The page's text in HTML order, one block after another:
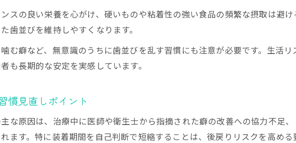
矯正歯科の知識で理想の歯並びを守る方法
スの良い栄養を心がけ、硬いものや粘着性の強い食品の頻繁な摂取は避
歯並びを維持しやすくなります。
む癖など、無意識のうちに歯並びを乱す習慣にも注意が必要です。生活
も長期的な安定を実感しています。
慣見直しポイント
な原因は、治療中に医師や衛生士から指摘された癖の改善への協力不足
ます。特に装着期間を自己判断で短縮することは、後戻りリスクを高める